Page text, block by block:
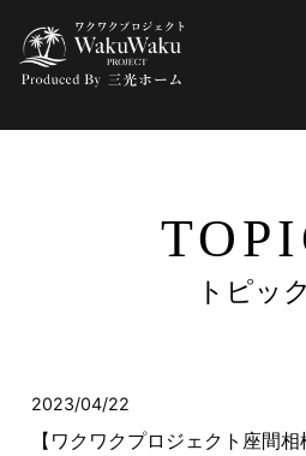
トピッ
2023/04/22
【ワクワクプロジェクト座間